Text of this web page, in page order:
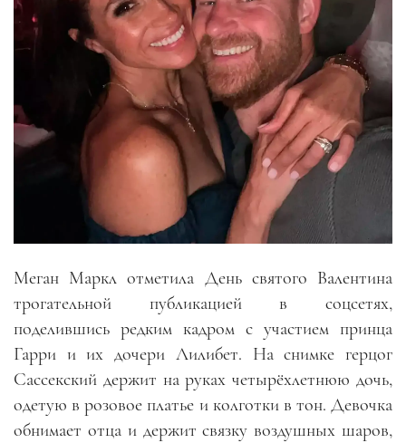
Меган Маркл отметила День святого Валентина
трогательной публикацией в соцсетях,
поделившись редким кадром с участием принца
Гарри и их дочери Лилибет. На снимке герцог
Сассекский держит на руках четырёхлетнюю дочь,
одетую в розовое платье и колготки в тон. Девочка
обнимает отца и держит связку воздушных шаров,